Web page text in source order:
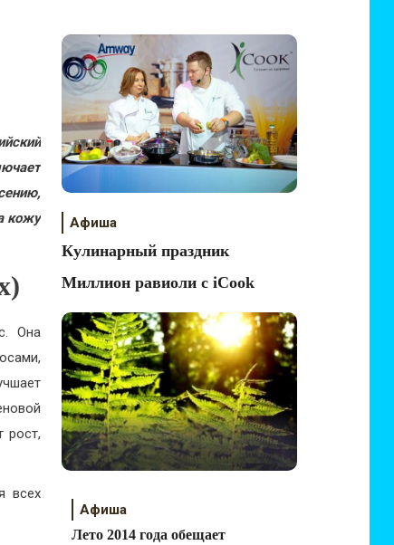
кожу
Она
рост,
всех
Афиша
Кулинарный праздник
Миллион равиоли с iCook
Афиша
Лето 2014 года обещает